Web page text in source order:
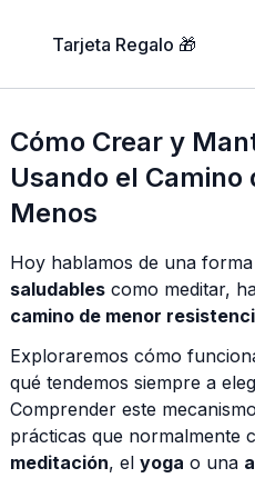
Tarjeta Regalo 🎁
Cómo Crear y
Usando el
Menos
Hoy hablamos de una
saludables como meditar,
camino de menor
Exploraremos cómo
qué tendemos siempre a
Comprender este
prácticas que normalmente
meditación, elyoga o una